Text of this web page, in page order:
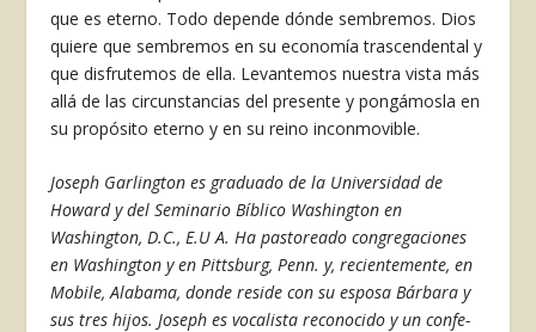
que es eterno. Todo depende dónde sembremos. Dios
quiere que sembremos en su econo­mía trascendental y
que disfrutemos de ella. Le­vantemos nuestra vista más
allá de las circunstan­cias del presente y pongámosla en
su propósito eterno y en su reino inconmovible.
Joseph Garlington es graduado de la Uni­versidad de
Howard y del Seminario Bíbli­co Washington en
Washington, D.C., E.U A. Ha pastoreado congregaciones
en Wash­ington y en Pittsburg, Penn. y, reciente­mente, en
Mobile, Alabama, donde reside con su esposa Bárbara y
sus tres hijos. Jo­seph es vocalista reconocido y un confe­